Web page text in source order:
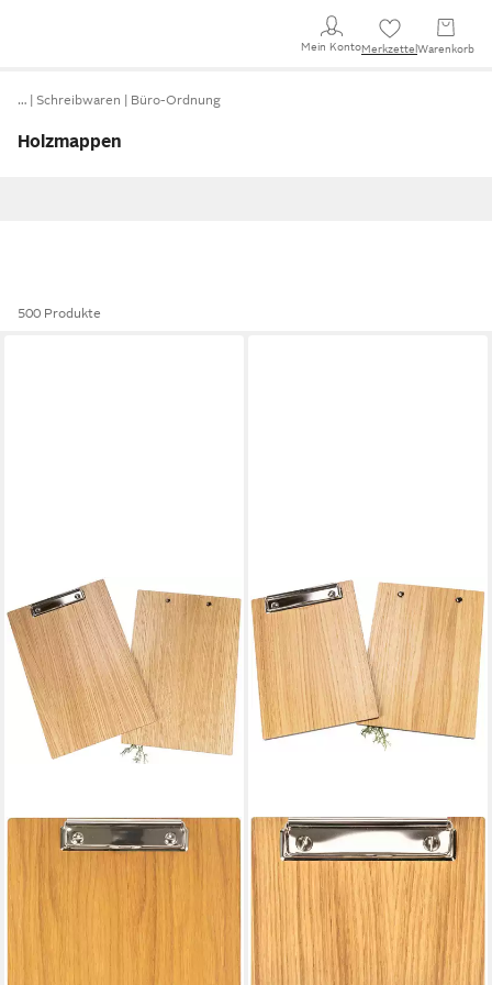
Mein KontoMerkzettel Warenkorb
… Schreibwaren Büro-Ordnung
Holzmappen
500 Produkte